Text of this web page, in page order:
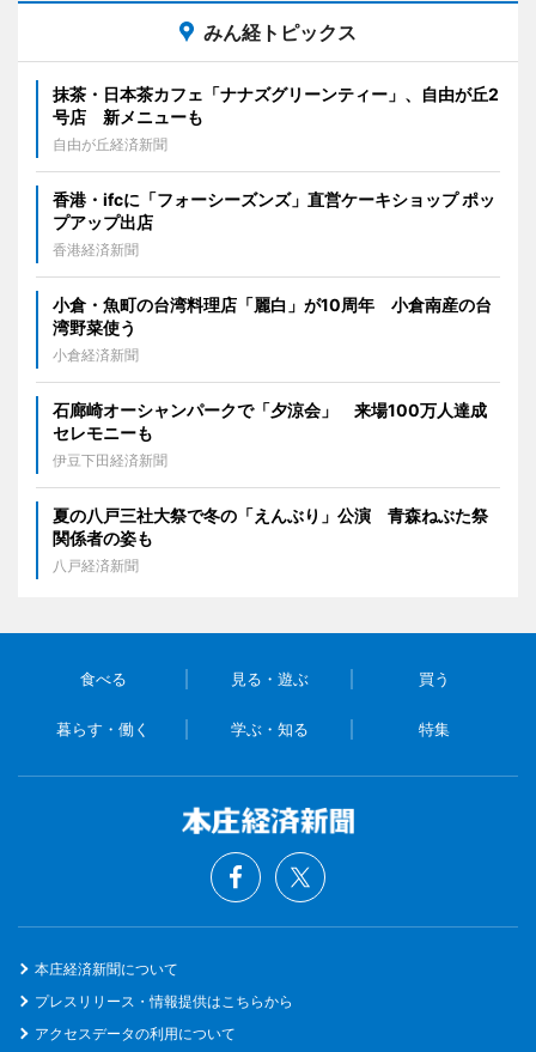
みん経トピックス
抹茶・日本茶カフェ「ナナズグリーンティー」、自由が丘2
号店 新メニューも
自由が丘経済新聞
香港・ifcに「フォーシーズンズ」直営ケーキショップ ポッ
プアップ出店
香港経済新聞
小倉・魚町の台湾料理店「麗白」が10周年 小倉南産の台
湾野菜使う
小倉経済新聞
石廊崎オーシャンパークで「夕涼会」 来場100万人達成
セレモニーも
伊豆下田経済新聞
夏の八戸三社大祭で冬の「えんぶり」公演 青森ねぶた祭
関係者の姿も
八戸経済新聞
食べる 見る・遊ぶ 買う
暮らす・働く 学ぶ・知る 特集
本庄経済新聞について
プレスリリース・情報提供はこちらから
アクセスデータの利用について